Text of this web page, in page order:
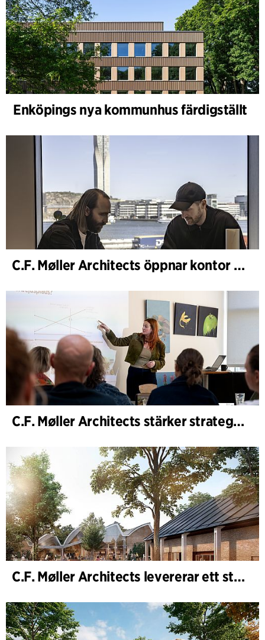
Enköpings nya kommunhus färdigställt
C.F. Møller Architects öppnar kontor i Göteborg
C.F. Møller Architects stärker strategisk rådgivning i tidiga skeden
C.F. Møller Architects levererar ett starkt resultat för 2025